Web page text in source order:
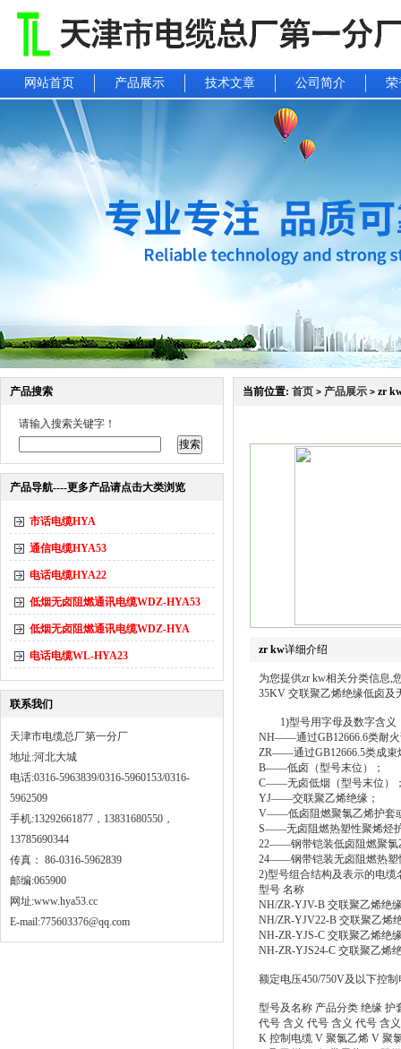
网站首页 产品展示 技术文章 公司简介 荣
产品搜索
请输入搜索关键字！
产品导航----更多产品请点击大类浏览
市话电缆HYA
通信电缆HYA53
电话电缆HYA22
低烟无卤阻燃通讯电缆WDZ-HYA53
低烟无卤阻燃通讯电缆WDZ-HYA
电话电缆WL-HYA23
联系我们
天津市电缆总厂第一分厂
地址:河北大城
电话:0316-5963839/0316-5960153/0316-
5962509
手机:13292661877，13831680550，
13785690344
传真： 86-0316-5962839
邮编:065900
网址:www.hya53.cc
E-mail:775603376@qq.com
当前位置: 首页 > 产品展示 > zr
zr kw详细介绍
为您提供zr kw相关分类信息,
35KV 交联聚乙烯绝缘低卤
1)型号用字母及数字含义
NH——通过GB12666.6类耐
ZR——通过GB12666.5类成束
B——低卤（型号末位）；
C——无卤低烟（型号末位）
YJ——交联聚乙烯绝缘；
V——低卤阻燃聚氯乙烯护套
S——无卤阻燃热塑性聚烯烃
22——钢带铠装低卤阻燃聚氯
24——钢带铠装无卤阻燃热塑
2)型号组合结构及表示的电
型号 名称
NH/ZR-YJV-B 交联聚乙烯绝
NH/ZR-YJV22-B 交联聚乙烯
NH-ZR-YJS-C 交联聚乙烯绝
NH-ZR-YJS24-C 交联聚乙烯
额定电压450/750V及以下控制
型号及名称 产品分类 绝缘 护
代号 含义 代号 含义 代号 含
K 控制电缆 V 聚氯乙烯 V 聚